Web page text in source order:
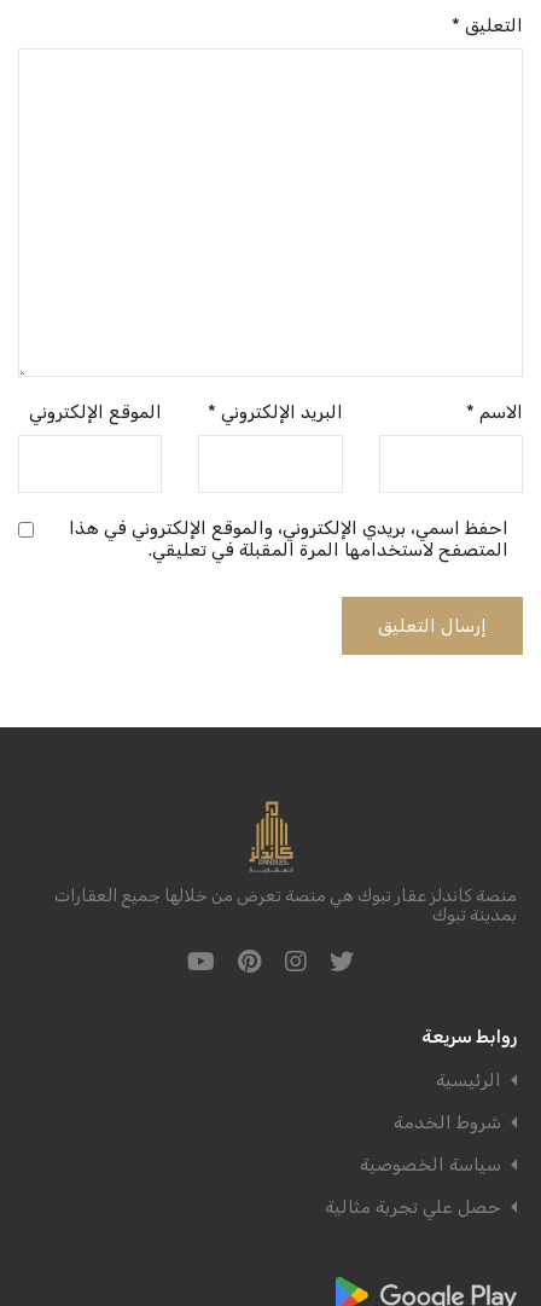
التعليق *
الاسم * البريد الإلكتروني * الموقع الإلكتروني
احفظ اسمي، بريدي الإلكتروني، والموقع الإلكتروني في هذا
المتصفح لاستخدامها المرة المقبلة في تعليقي.
منصة كاندلز عقار تبوك هي منصة تعرض من خلالها جميع العقارات
بمدينة تبوك
روابط سريعة
الرئيسية
شروط الخدمة
سياسة الخصوصية
حصل علي تجربة مثالية